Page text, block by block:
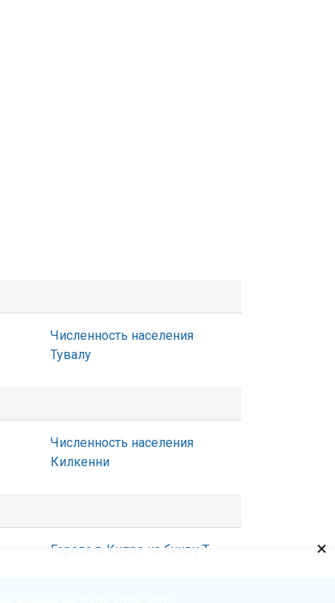
Численность населения
Тувалу
Численность населения
Килкенни
Города в Кипре на букву Т ×